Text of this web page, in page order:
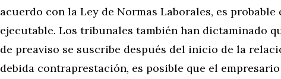
acuerdo con la Ley de Normas Laborales, es
ejecutable. Los tribunales también han dictaminado
de preaviso se suscribe después del inicio de la
debida contraprestación, es posible que el